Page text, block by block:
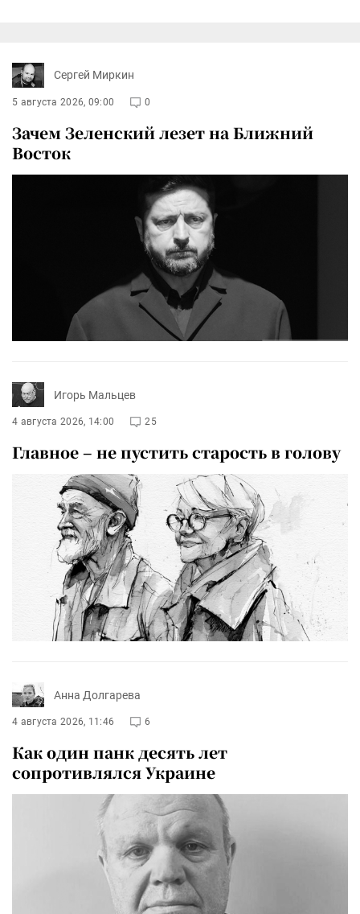
Сергей Миркин
5 августа 2026, 09:00 0
Зачем Зеленский лезет на Ближний
Восток
Игорь Мальцев
4 августа 2026, 14:00 25
Главное – не пустить старость в голову
Анна Долгарева
4 августа 2026, 11:46 6
Как один панк десять лет
сопротивлялся Украине